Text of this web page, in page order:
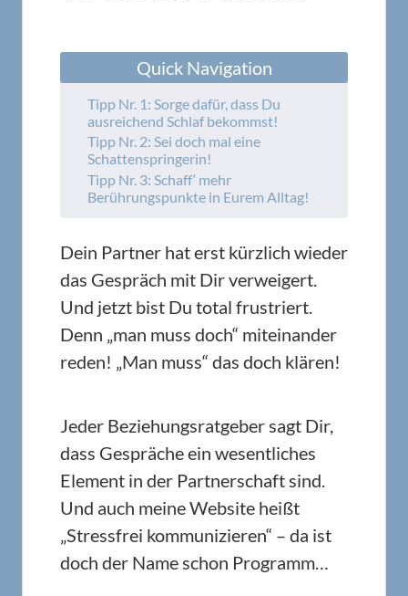
Quick Navigation
Tipp Nr. 1: Sorge dafür, dass Du
ausreichend Schlaf bekommst!
Tipp Nr. 2: Sei doch mal eine
Schattenspringerin!
Tipp Nr. 3: Schaff‘ mehr
Berührungspunkte in Eurem Alltag!
Dein Partner hat erst kürzlich wieder
das Gespräch mit Dir verweigert.
Und jetzt bist Du total frustriert.
Denn „man muss doch“ miteinander
reden! „Man muss“ das doch klären!
Jeder Beziehungsratgeber sagt Dir,
dass Gespräche ein wesentliches
Element in der Partnerschaft sind.
Und auch meine Website heißt
„Stressfrei kommunizieren“ – da ist
doch der Name schon Programm…